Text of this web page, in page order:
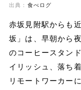
出典： 食べログ
赤坂見附駅から
坂」は、早朝から
のコーヒースタン
イリッシュ、落ち
リモートワーカー